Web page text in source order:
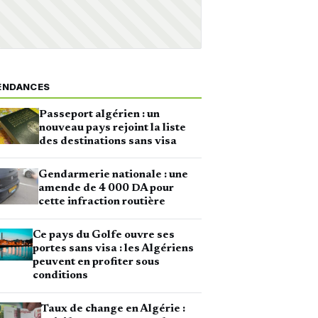
Passeport algérien : un
nouveau pays rejoint la liste
des destinations sans visa
Gendarmerie nationale : une
amende de 4 000 DA pour
cette infraction routière
Ce pays du Golfe ouvre ses
portes sans visa : les Algériens
peuvent en profiter sous
conditions
Taux de change en Algérie :